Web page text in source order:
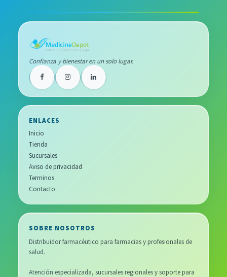
Confianza y bienestar en un solo lugar.
ENLACES
Inicio
Tienda
Sucursales
Aviso de privacidad
Terminos
Contacto
SOBRE NOSOTROS
Distribuidor farmacéutico para farmacias y profesionales de
salud.
Atención especializada, sucursales regionales y soporte para